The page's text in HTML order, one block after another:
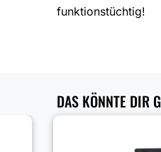
funktionstüchtig!
DAS KÖNNTE DIR